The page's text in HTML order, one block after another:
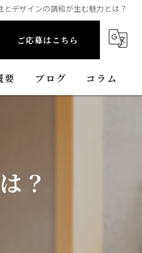
デザインの調和が生む魅力とは？
ご応募はこちら
要 ブログ コラム
？